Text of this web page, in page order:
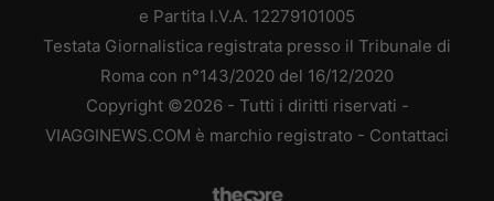
e Partita I.V.A. 12279101005
Testata Giornalistica registrata presso il Tribunale di
Roma con n°143/2020 del 16/12/2020
Copyright ©2026 - Tutti i diritti riservati -
VIAGGINEWS.COM è marchio registrato - Contattaci